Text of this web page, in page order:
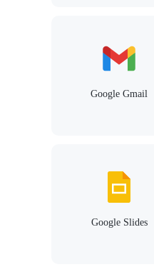
Google Gmail
Google Slides